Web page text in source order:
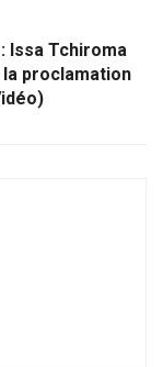
Issa Tchiroma
proclamation